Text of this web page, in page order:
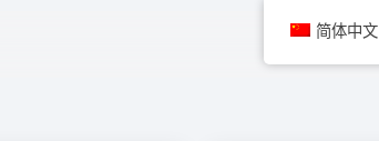
简体中文